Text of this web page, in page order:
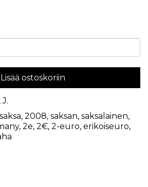
Lisää ostoskoriin
saksa, 2008, saksan, saksalainen,
, 2e, 2€, 2-euro, erikoiseuro,